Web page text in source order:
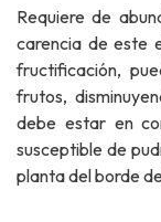
Requiere de
carencia de este
fructificación,
frutos,
debe estar en
susceptible de
planta del borde